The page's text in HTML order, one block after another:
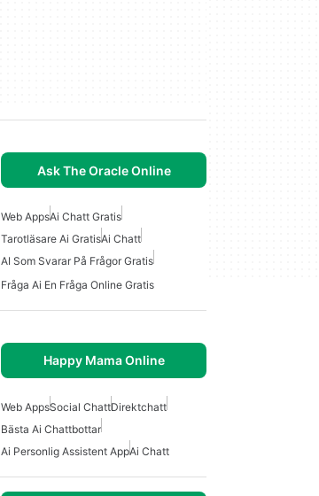
Ask The Oracle Online
Web AppsAi Chatt Gratis
Tarotläsare Ai GratisAi Chatt
AI Som Svarar På Frågor Gratis
Fråga Ai En Fråga Online Gratis
Happy Mama Online
Web AppsSocial ChattDirektchatt
Bästa Ai Chattbottar
Ai Personlig Assistent AppAi Chatt